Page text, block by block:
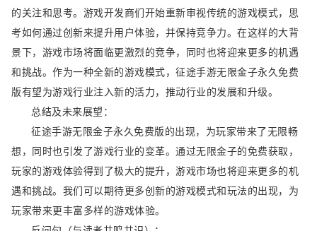
的关注和思考。游戏开发商们开始重新审视传统的游戏模式，思
考如何通过创新来提升用户体验，并保持竞争力。在这样的大背
景下，游戏市场将面临更激烈的竞争，同时也将迎来更多的机遇
和挑战。作为一种全新的游戏模式，征途手游无限金子永久免费
版有望为游戏行业注入新的活力，推动行业的发展和升级。
总结及未来展望：
征途手游无限金子永久免费版的出现，为玩家带来了无限畅
想，同时也引发了游戏行业的变革。通过无限金子的免费获取，
玩家的游戏体验得到了极大的提升，游戏市场也将迎来更多的机
遇和挑战。我们可以期待更多创新的游戏模式和玩法的出现，为
玩家带来更丰富多样的游戏体验。